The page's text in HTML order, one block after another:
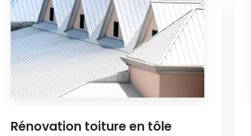
Rénovation toiture en tôle